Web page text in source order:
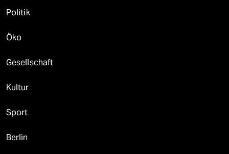
Politik
Öko
Gesellschaft
Kultur
Sport
Berlin